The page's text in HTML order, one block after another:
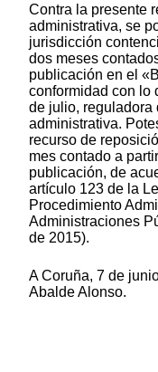
Contra la presente
administrativa, se
jurisdicción
dos meses
publicación en el
conformidad con lo
de julio, reguladora
administrativa.
recurso de
mes contado a
publicación, de
artículo 123 de la
Procedimiento
Administraciones
de 2015).
A Coruña, 7 de
Abalde Alonso.